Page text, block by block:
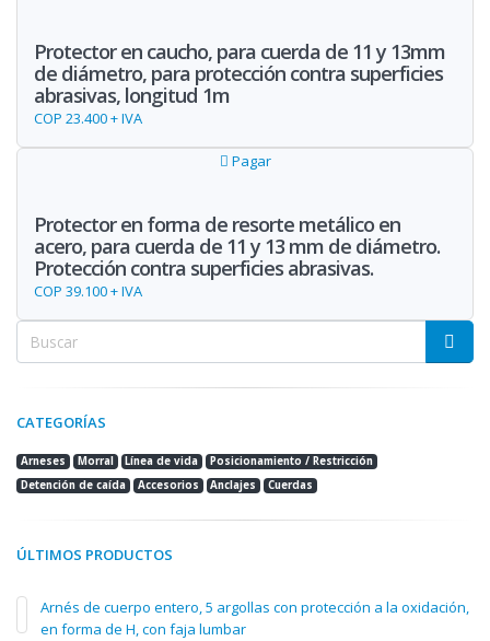
Protector en caucho, para cuerda de 11 y 13mm
de diámetro, para protección contra superficies
abrasivas, longitud 1m
COP 23.400 + IVA
Pagar
Protector en forma de resorte metálico en
acero, para cuerda de 11 y 13 mm de diámetro.
Protección contra superficies abrasivas.
COP 39.100 + IVA
CATEGORÍAS
Arneses Morral Línea de vida
Posicionamiento / Restricción
Detención de caída
Accesorios Anclajes Cuerdas
ÚLTIMOS PRODUCTOS
Arnés de cuerpo entero, 5 argollas con protección a la oxidación,
en forma de H, con faja lumbar